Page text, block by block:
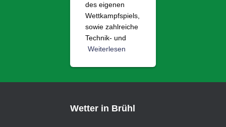
des eigenen
Wettkampfspiels,
sowie zahlreiche
Technik- und
Weiterlesen
Wetter in Brühl